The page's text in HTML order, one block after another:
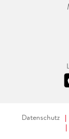
Datenschutz